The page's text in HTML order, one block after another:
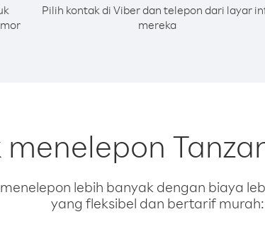
Pilih kontak di Viber dan telepon dari layar
mereka
lebih banyak dengan biaya
yang fleksibel dan bertarif murah: